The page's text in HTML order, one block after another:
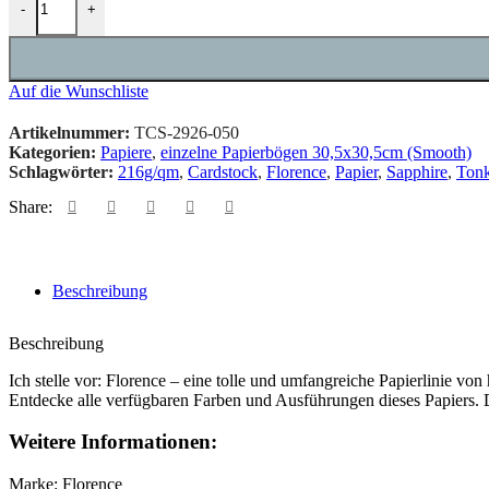
- +
Auf die Wunschliste
Artikelnummer: TCS-2926-050
Kategorien: Papiere, einzelne Papierbögen 30,5x30,5cm (Smooth)
Schlagwörter: 216g/qm, Cardstock, Florence, Papier, Sapphire,
Share:
Beschreibung
Beschreibung
Ich stelle vor: Florence – eine tolle und umfangreiche Papierlinie
Entdecke alle verfügbaren Farben und Ausführungen dieses
Weitere Informationen:
Marke: Florence